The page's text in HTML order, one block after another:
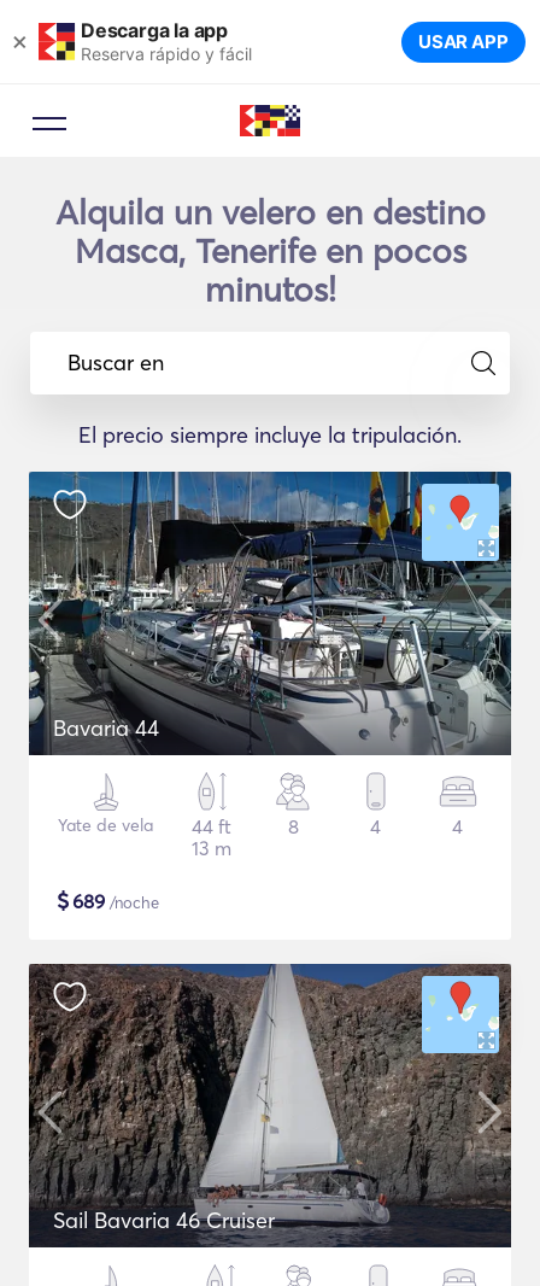
× Descarga la app
Reserva rápido y fácil USAR APP
Alquila un velero en destino
Masca, Tenerife en pocos
minutos!
Buscar en
El precio siempre incluye la tripulación.
Bavaria 44
Yate de vela
44 ft
13 m
8 4 4
$689 /noche
Sail Bavaria 46 Cruiser